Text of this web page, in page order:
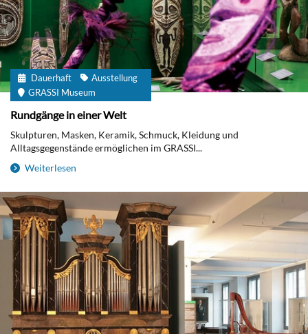
Dauerhaft
Ausstellung
GRASSI Museum
Rundgänge in einer Welt
Skulpturen, Masken, Keramik, Schmuck, Kleidung und
Alltagsgegenstände ermöglichen im GRASSI...
Weiterlesen